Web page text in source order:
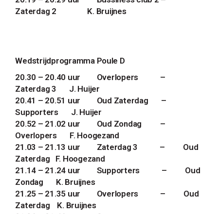
Zaterdag 2
K. Bruijnes
Wedstrijdprogramma Poule D
20.30 – 20.40 uur
Overlopers
–
Zaterdag 3
J. Huijer
20.41 – 20.51 uur
Oud Zaterdag
–
Supporters
J. Huijer
20.52 – 21.02 uur
Oud Zondag
–
Overlopers
F. Hoogezand
21.03 – 21.13 uur
Zaterdag 3 –
Oud
Zaterdag
F. Hoogezand
21.14 – 21.24 uur
Supporters –
Oud
Zondag
K. Bruijnes
21.25 – 21.35 uur
Overlopers –
Oud
Zaterdag
K. Bruijnes